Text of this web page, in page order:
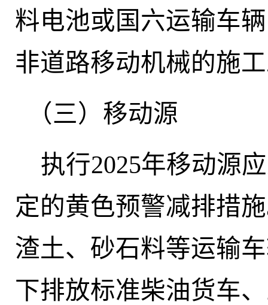
料电池或国六运输车
非道路移动机械的施
（三） 移动源
执行2025年移动源
定的黄色预警减排措
渣土、砂石料等运输
下排放标准柴油货车